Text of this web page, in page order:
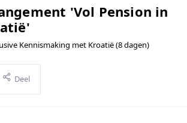
'Vol Pension in
Kennismaking met Kroatië (8 dagen)
Deel